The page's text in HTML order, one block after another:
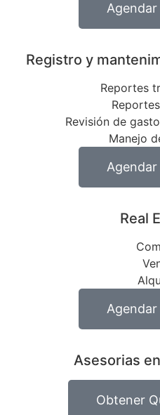
Registro y
Reportes
Revisión de
Manejo
Real
Asesorias
Obtener